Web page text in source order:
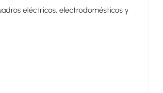
eléctricos, electrodomésticos y